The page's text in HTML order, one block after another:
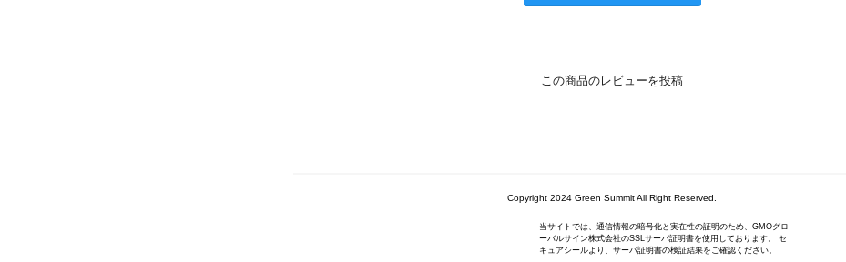
この商品のレビューを投稿
Copyright 2024 Green Summit All Right Reserved.
当サイトでは、通信情報の暗号化と実在性の証明のため、GMOグロ
ーバルサイン株式会社のSSLサーバ証明書を使用しております。 セ
キュアシールより、サーバ証明書の検証結果をご確認ください。